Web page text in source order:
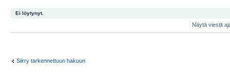
Ei löytynyt.
Näytä viestit
Siirry tarkennettuun hakuun